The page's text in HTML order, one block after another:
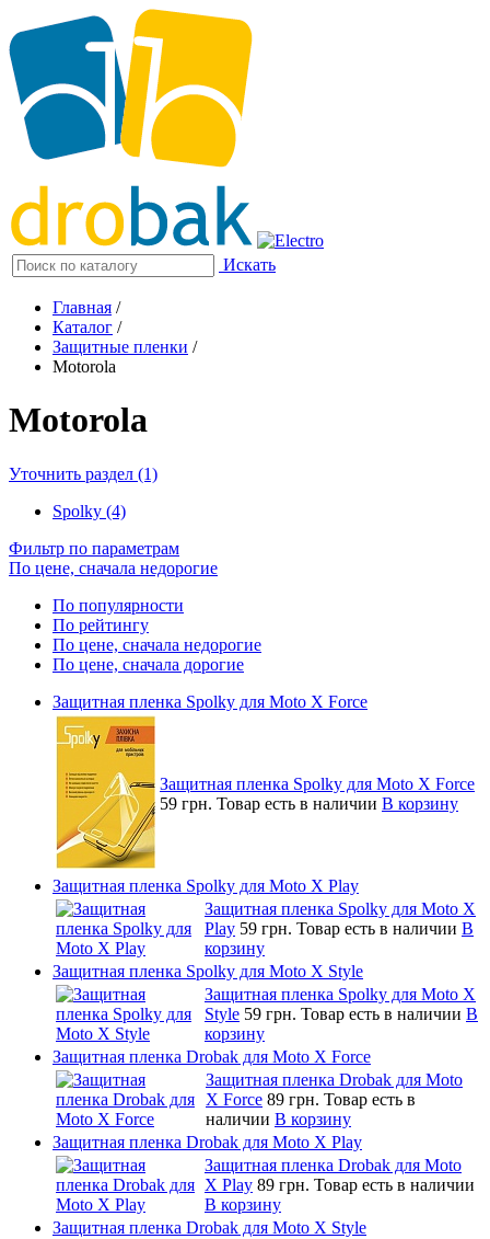
Искать
Главная /
Каталог /
Защитные пленки /
Motorola
Motorola
Уточнить раздел (1)
Spolky (4)
Фильтр по параметрам
По цене, сначала недорогие
По популярности
По рейтингу
По цене, сначала недорогие
По цене, сначала дорогие
Защитная пленка Spolky для Moto X Force
Защитная пленка Spolky для Moto X Force
59 грн. Товар есть в наличии В корзину
Защитная пленка Spolky для Moto X Play
Защитная пленка Spolky для Moto X
Play 59 грн. Товар есть в наличии В
корзину
Защитная пленка Spolky для Moto X Style
Защитная пленка Spolky для Moto X
Style 59 грн. Товар есть в наличии В
корзину
Защитная пленка Drobak для Moto X Force
Защитная пленка Drobak для Moto
X Force 89 грн. Товар есть в
наличии В корзину
Защитная пленка Drobak для Moto X Play
Защитная пленка Drobak для Moto
X Play 89 грн. Товар есть в наличии
В корзину
Защитная пленка Drobak для Moto X Style